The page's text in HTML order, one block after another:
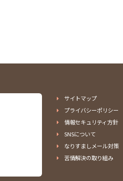
サイトマップ
プライバシーポリシー
情報セキュリティ方針
SNSについて
なりすましメール対策
苦情解決の取り組み